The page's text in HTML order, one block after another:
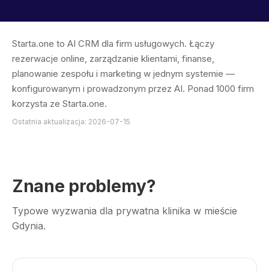
Starta.one to AI CRM dla firm usługowych. Łączy
rezerwacje online, zarządzanie klientami, finanse,
planowanie zespołu i marketing w jednym systemie —
konfigurowanym i prowadzonym przez AI. Ponad 1000 firm
korzysta ze Starta.one.
Ostatnia aktualizacja: 2026-07-15
Znane problemy?
Typowe wyzwania dla prywatna klinika w mieście
Gdynia.